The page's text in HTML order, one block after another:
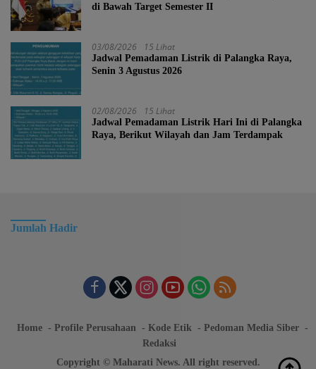
di Bawah Target Semester II
03/08/2026 15 Lihat
Jadwal Pemadaman Listrik di Palangka Raya,
Senin 3 Agustus 2026
02/08/2026 15 Lihat
Jadwal Pemadaman Listrik Hari Ini di Palangka
Raya, Berikut Wilayah dan Jam Terdampak
Jumlah Hadir
Home Profile Perusahaan Kode Etik
Pedoman Media Siber
Redaksi
Copyright © Maharati News. All right reserved.